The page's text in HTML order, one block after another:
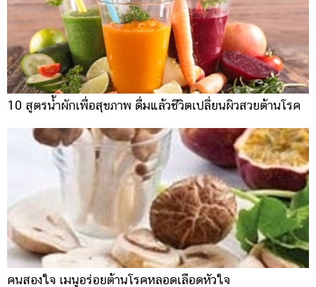
10 สูตรน้ำผักเพื่อสุขภาพ ดื่มแล้วชีวิตเปลี่ยนผิวสวยต้านโรค
คนสองใจ เมนูอร่อยต้านโรคหลอดเลือดหัวใจ